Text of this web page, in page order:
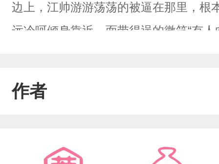
边上，江帅游游荡荡的被逼在那里，根
远冷呵倾身靠近，面带得逞的微笑“有
我们的赌注的。”江帅“你想好赌注了？
说的假装而已，怎么看你这意思是要真
作者